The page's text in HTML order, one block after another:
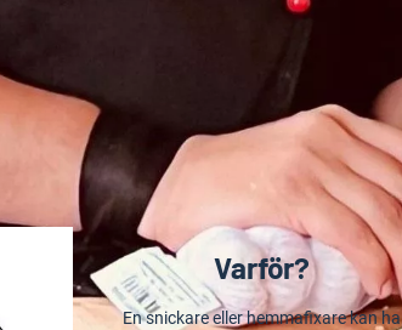
Varför?
En snickare eller hemmafixare kan ha